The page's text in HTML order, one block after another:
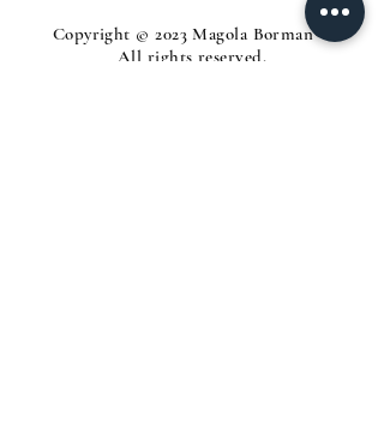
Copyright © 2023 Magola Borman®.
All rights reserved.